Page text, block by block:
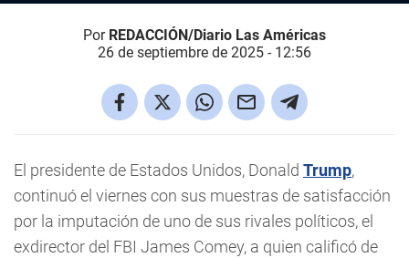
Por REDACCIÓN/Diario Las Américas
26 de septiembre de 2025 - 12:56
El presidente de Estados Unidos, Donald Trump,
continuó el viernes con sus muestras de satisfacción
por la imputación de uno de sus rivales políticos, el
exdirector del FBI James Comey, a quien calificó de